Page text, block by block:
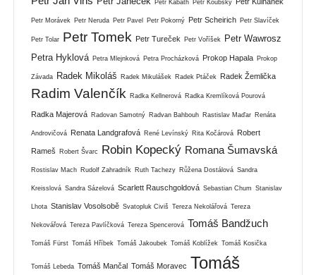
Petr Kabáth Petr Koubský
Petr Morávek Petr Neruda Petr Pavel Petr Pokorný Petr Scheirich Petr Slavíček
Petr Tolar Petr Tomek Petr Tureček Petr Voříšek
Petr Wawrosz
Petra Hyklová Petra Mlejnková Petra Procházková Prokop Hapala Prokop
Závada Radek Mikoláš Radek Mikulášek Radek Ptáček Radek Žemlička
Radim Valenčík Radka Kellnerová Radka Kremlíková Pourová
Radka Majerová Radovan Samotný Radvan Bahbouh Rastislav Maďar Renáta
Androvičová Renata Landgrafová René Levínský Rita Kočárová Robert
Rameš Robert Švarc Robin Kopecký Romana Šumavská
Rostislav Mach Rudolf Zahradník Ruth Tachezy Růžena Dostálová Sandra
Kreisslová Sandra Sázelová Scarlett Rauschgoldová Sebastian Chum Stanislav
Lhota Stanislav Vosolsobě Svatopluk Civiš Tereza Nekolářová Tereza
Nekovářová Tereza Pavlíčková Tereza Spencerová Tomáš Bandžuch
Tomáš Fürst Tomáš Hříbek Tomáš Jakoubek Tomáš Koblížek Tomáš Kosička
Tomáš Lebeda Tomáš Mančal Tomáš Moravec Tomáš